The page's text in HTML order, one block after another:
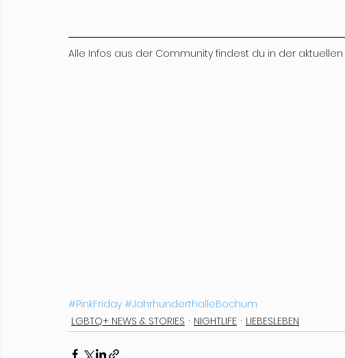
Alle Infos aus der Community findest du in der aktuellen
#PinkFriday #JahrhunderthalleBochum
LGBTQ+ NEWS & STORIES
NIGHTLIFE LIEBESLEBEN